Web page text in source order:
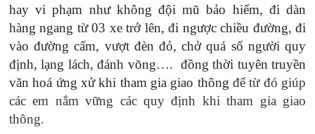
hay vi phạm như không đội mũ bảo hiểm, đi dàn
hàng ngang từ 03 xe trở lên, đi ngược chiều đường, đi
vào đường cấm, vượt đèn đỏ, chở quá số người quy
định, lạng lách, đánh võng…. đồng thời tuyên truyền
văn hoá ứng xử khi tham gia giao thông để từ đó giúp
các em nắm vững các quy định khi tham gia giao
thông.